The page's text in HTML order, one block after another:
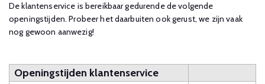
De klantenservice is bereikbaar gedurende de volgende
openingstijden. Probeer het daarbuiten ook gerust, we zijn vaak
nog gewoon aanwezig!
Openingstijden klantenservice